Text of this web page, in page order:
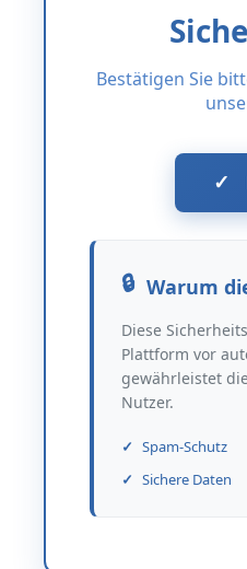
Bestätigen Sie
✓
Warum
Diese
Plattform vor
gewährleistet
Nutzer.
Spam-Schutz
Sichere Daten